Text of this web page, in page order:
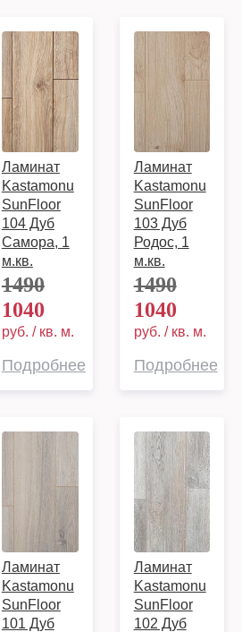
Ламинат
Kastamonu
SunFloor
104 Дуб
Самора, 1
м.кв.
1490
1040
руб. / кв. м.
Подробнее
Ламинат
Kastamonu
SunFloor
103 Дуб
Родос, 1
м.кв.
1490
1040
руб. / кв. м.
Подробнее
Ламинат
Kastamonu
SunFloor
101 Дуб
Ламинат
Kastamonu
SunFloor
102 Дуб